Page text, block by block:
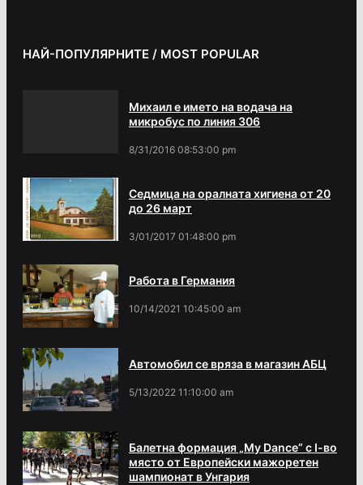
НАЙ-ПОПУЛЯРНИТЕ / MOST POPULAR
Михаил е името на водача на
микробус по линия 306
8/31/2016 08:53:00 pm
Седмица на оралната хигиена от 20
до 26 март
3/01/2017 01:48:00 pm
Работа в Германия
10/14/2021 10:45:00 am
Автомобил се вряза в магазин АБЦ
5/13/2022 11:10:00 am
Балетна формация „My Dance” с І-во
място от Европейски мажоретен
шампионат в Унгария